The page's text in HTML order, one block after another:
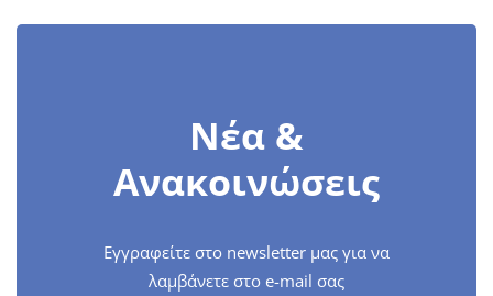
Νέα &
Ανακοινώσεις
Εγγραφείτε στο newsletter μας για να
λαμβάνετε στο e-mail σας